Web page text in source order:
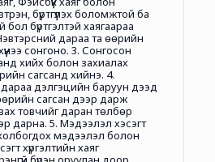
бүртгүүлэх боломжтой ба
бол бүртгэлтэй хаягаараа
дараа та өөрийн
сонгоно. 3. Сонгосон
хийх болон захиалах
сагсанд хийнэ. 4.
дэлгэцийн баруун дээд
сагсан дээр дарж
товчийг даран төлбөр
дарна. 5. Мэдээлэл хэсэгт
мэдээлэл болон
хүргэлтийн хаяг